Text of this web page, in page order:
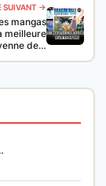
SUIVANT →
mangas
meilleure
de…